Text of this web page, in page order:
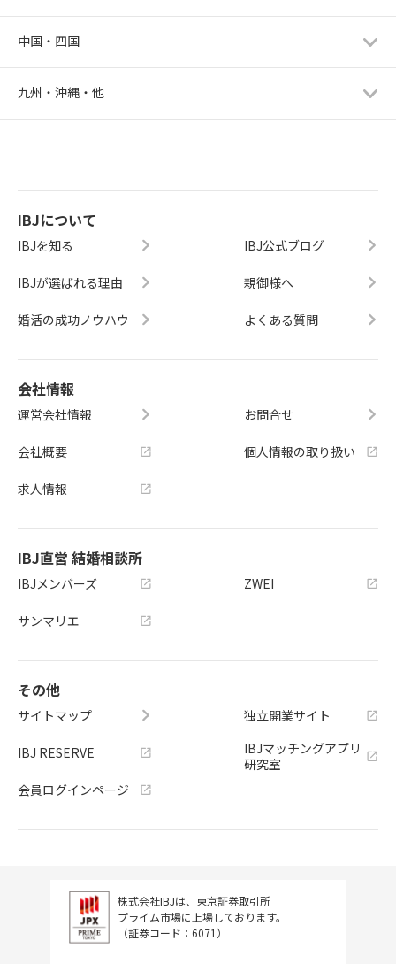
中国・四国
九州・沖縄・他
IBJについて
IBJを知る
IBJが選ばれる理由
婚活の成功ノウハウ
IBJ公式ブログ
親御様へ
よくある質問
会社情報
運営会社情報
会社概要
求人情報
お問合せ
個人情報の取り扱い
IBJ直営 結婚相談所
IBJメンバーズ
サンマリエ
ZWEI
その他
サイトマップ
IBJ RESERVE
会員ログインページ
独立開業サイト
IBJマッチングアプリ
研究室
株式会社IBJは、東京証券取引所
プライム市場に上場しております。
（証券コード：6071）